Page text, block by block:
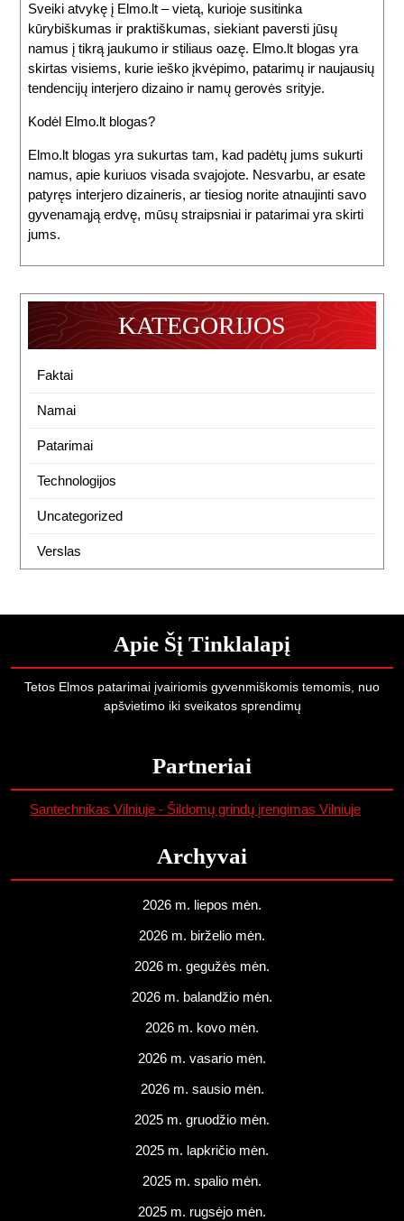
Sveiki atvykę į Elmo.lt – vietą, kurioje susitinka
kūrybiškumas ir praktiškumas, siekiant paversti jūsų
namus į tikrą jaukumo ir stiliaus oazę. Elmo.lt blogas yra
skirtas visiems, kurie ieško įkvėpimo, patarimų ir naujausių
tendencijų interjero dizaino ir namų gerovės srityje.
Kodėl Elmo.lt blogas?
Elmo.lt blogas yra sukurtas tam, kad padėtų jums sukurti
namus, apie kuriuos visada svajojote. Nesvarbu, ar esate
patyręs interjero dizaineris, ar tiesiog norite atnaujinti savo
gyvenamąją erdvę, mūsų straipsniai ir patarimai yra skirti
jums.
KATEGORIJOS
Faktai
Namai
Patarimai
Technologijos
Uncategorized
Verslas
Apie Šį Tinklalapį
Tetos Elmos patarimai įvairiomis gyvenmiškomis temomis, nuo
apšvietimo iki sveikatos sprendimų
Partneriai
Santechnikas Vilniuje - Šildomų grindų įrengimas Vilniuje
Archyvai
2026 m. liepos mėn.
2026 m. birželio mėn.
2026 m. gegužės mėn.
2026 m. balandžio mėn.
2026 m. kovo mėn.
2026 m. vasario mėn.
2026 m. sausio mėn.
2025 m. gruodžio mėn.
2025 m. lapkričio mėn.
2025 m. spalio mėn.
2025 m. rugsėjo mėn.